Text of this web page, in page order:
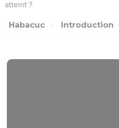
atteint ?
Habacuc Introduction